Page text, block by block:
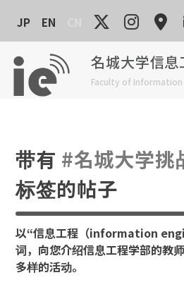
content
名城大学信息
Faculty of
JP EN
带有 #名城大学挑
标签的帖子
以“信息工程（information
词，向您介绍信息工程学部的教
多样的活动。